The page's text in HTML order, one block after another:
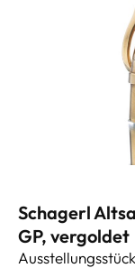
Schagerl
GP, vergoldet
Ausstellungsstück